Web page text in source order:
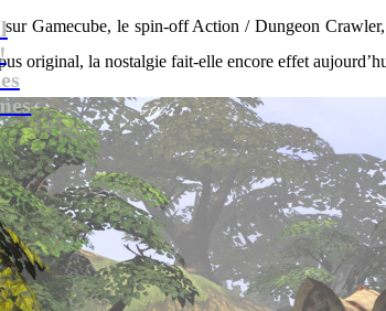
Gamecube, le spin-off Action / Dungeon
original, la nostalgie fait-elle encore effet